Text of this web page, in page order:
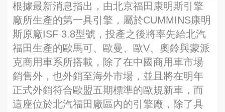
根據最新消息指出，由北京福田康明斯引擎
廠所生產的第一具引擎，屬於CUMMINS康明
斯原廠ISF 3.8型號，投產之後將率先給北汽
福田生產的歐馬可、歐曼、歐V、奧鈴與蒙派
克商用車系所搭載，除了在中國商用車市場
銷售外，也外銷至海外市場，並且將在明年
正式外銷符合歐盟五期標準的歐規新車，而
這座位於北汽福田廠區內的引擎廠，除了具